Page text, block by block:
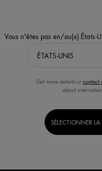
Vous n'êtes pas en/au(x) États-
Get more details or contact
about
SÉLECTIONNER